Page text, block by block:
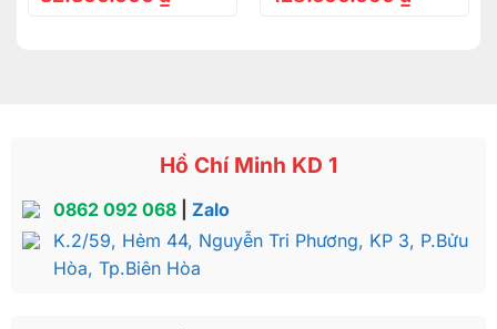
Hồ Chí Minh KD 1
0862 092 068| Zalo
K.2/59, Hẻm 44, Nguyễn Tri Phương, KP 3, P.Bửu
Hòa, Tp.Biên Hòa